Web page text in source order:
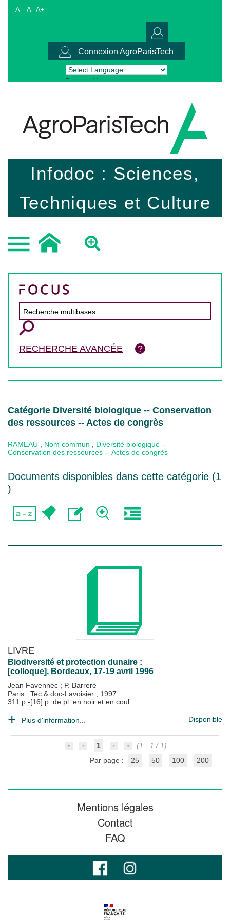
A- A A+
Connexion AgroParisTech
Powered by Translate
Infodoc : Sciences,
Techniques et Culture
RECHERCHE AVANCÉE
Catégorie Diversité biologique -- Conservation
des ressources -- Actes de congrès
RAMEAU Nom commun
Diversité biologique --
Conservation des ressources -- Actes de congrès
Documents disponibles dans cette catégorie (1
)
LIVRE
Biodiversité et protection dunaire :
[colloque], Bordeaux, 17-19 avril 1996
Jean Favennec ; P. Barrere
Paris : Tec & doc-Lavoisier ; 1997
311 p.-[16] p. de pl. en noir et en coul.
Plus d'information... Disponible
1
(1 - 1 / 1)
Par page :
25 50 100 200
Mentions légales
Contact
FAQ